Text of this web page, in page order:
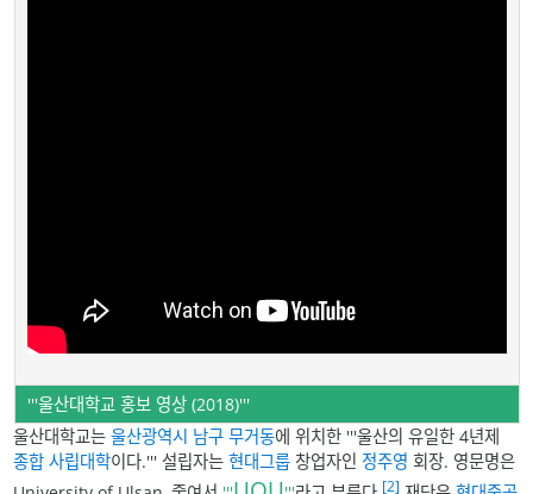
'''울산대학교 홍보 영상 (2018)'''
울산대학교는울산광역시 남구 무거동에 위치한 '''울산의 유일한 4년제
종합 사립대학이다.''' 설립자는현대그룹 창업자인 정주영 회장. 영문명은
[2]